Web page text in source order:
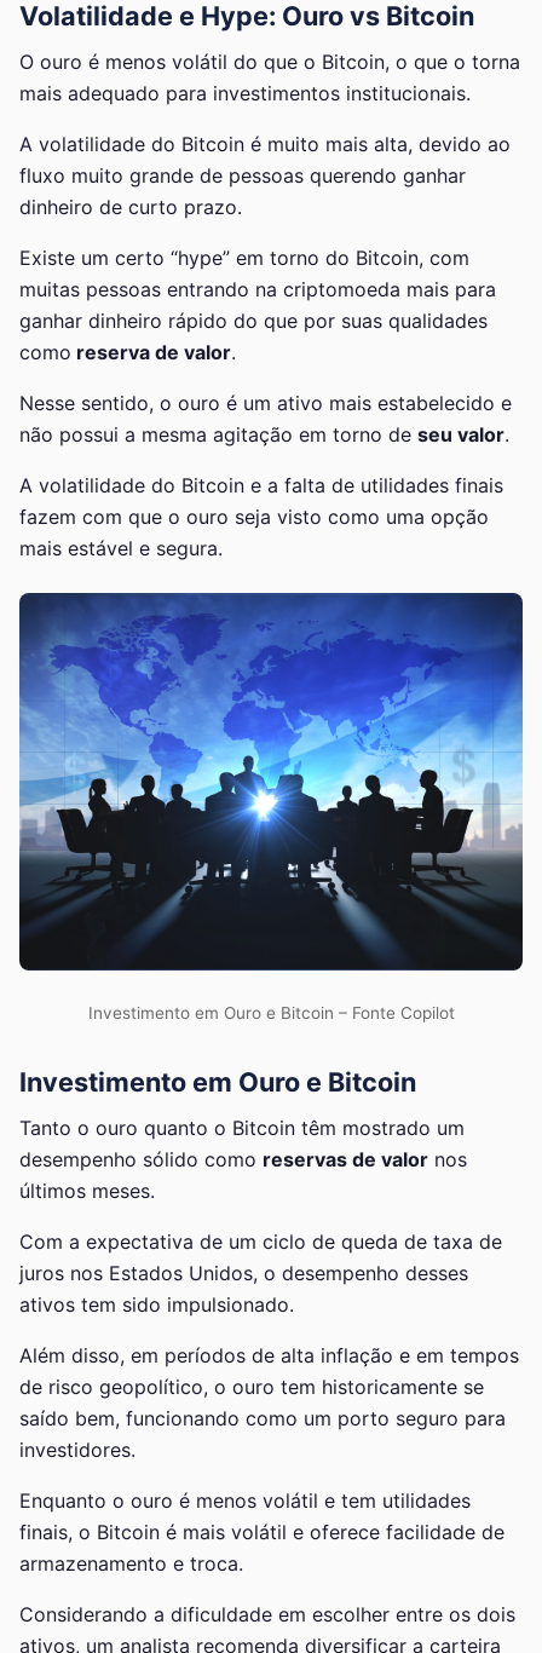
Volatilidade e Hype: Ouro vs Bitcoin
O ouro é menos volátil do que o Bitcoin, o que o torna
mais adequado para investimentos institucionais.
A volatilidade do Bitcoin é muito mais alta, devido ao
fluxo muito grande de pessoas querendo ganhar
dinheiro de curto prazo.
Existe um certo “hype” em torno do Bitcoin, com
muitas pessoas entrando na criptomoeda mais para
ganhar dinheiro rápido do que por suas qualidades
como reserva de valor.
Nesse sentido, o ouro é um ativo mais estabelecido e
não possui a mesma agitação em torno de seu valor.
A volatilidade do Bitcoin e a falta de utilidades finais
fazem com que o ouro seja visto como uma opção
mais estável e segura.
Investimento em Ouro e Bitcoin – Fonte Copilot
Investimento em Ouro e Bitcoin
Tanto o ouro quanto o Bitcoin têm mostrado um
desempenho sólido como reservas de valor nos
últimos meses.
Com a expectativa de um ciclo de queda de taxa de
juros nos Estados Unidos, o desempenho desses
ativos tem sido impulsionado.
Além disso, em períodos de alta inflação e em tempos
de risco geopolítico, o ouro tem historicamente se
saído bem, funcionando como um porto seguro para
investidores.
Enquanto o ouro é menos volátil e tem utilidades
finais, o Bitcoin é mais volátil e oferece facilidade de
armazenamento e troca.
Considerando a dificuldade em escolher entre os dois
ativos, um analista recomenda diversificar a carteira